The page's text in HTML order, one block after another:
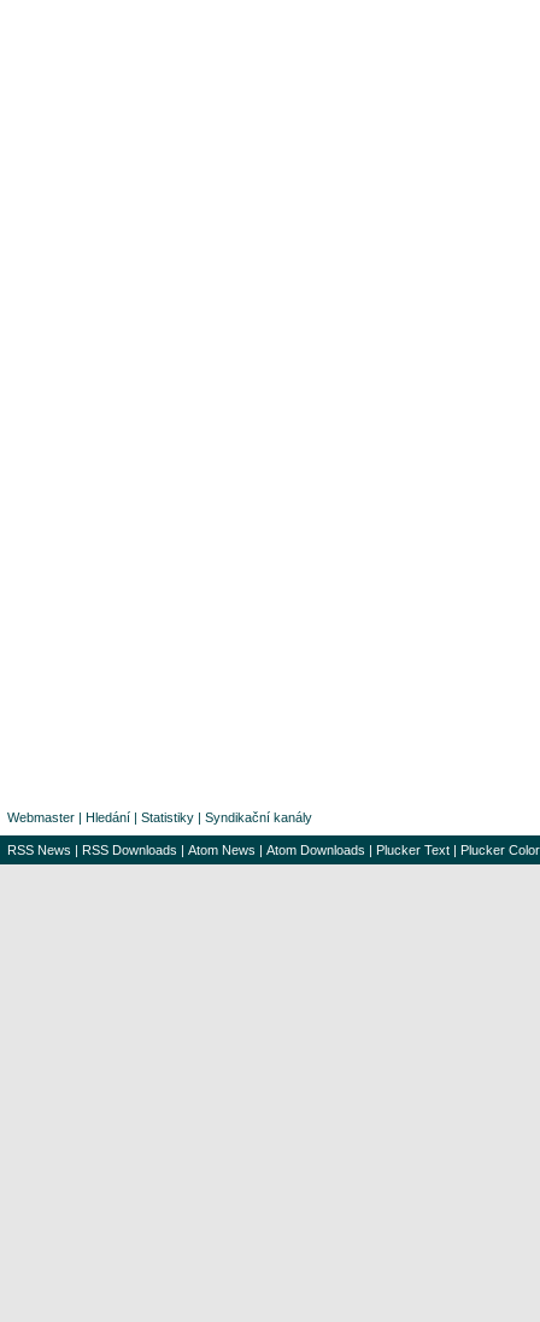
Webmaster | Hledání | Statistiky | Syndikační kanály
RSS News | RSS Downloads | Atom News | Atom Downloads | Plucker Text | Plucker Color